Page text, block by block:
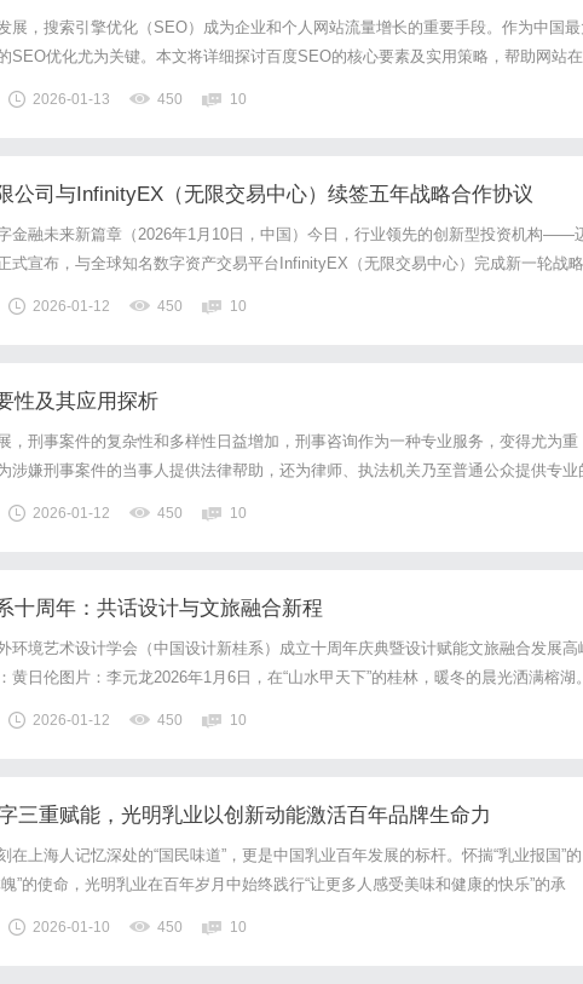
展，搜索引擎优化（SEO）成为企业和个人网站流量增长的重要手段。作为中国最
SEO优化尤为关键。本文将详细探讨百度SEO的核心要素及实用策略，帮助网站在
更高的排名。一、理解百度搜索引擎的工作机制百度搜索引擎通过爬虫抓取网页信
根据用户查询词进行排序展示。百度注重内容的相关性、权威性和用户体...
2026-01-13 450 10
公司与InfinityEX（无限交易中心）续签五年战略合作协议
金融未来新篇章（2026年1月10日，中国）今日，行业领先的创新型投资机构——
式宣布，与全球知名数字资产交易平台InfinityEX（无限交易中心）完成新一轮战略
方决定将合作伙伴关系再延长五年，致力于在数字资产管理与金融科技创新领域开
的协同合作，携手构建更为稳健、高效与可信的未来金融...
2026-01-12 450 10
性及其应用探析
，刑事案件的复杂性和多样性日益增加，刑事咨询作为一种专业服务，变得尤为重
涉嫌刑事案件的当事人提供法律帮助，还为律师、执法机关乃至普通公众提供专业
帮助他们更好地理解和应对刑事法律问题。首先，刑事咨询对于当事人来说，是保
节。面对刑事指控，许多当事人由于缺乏法律知识，容易陷入恐慌和无助状态...
2026-01-12 450 10
十周年：共话设计与文旅融合新程
环境艺术设计学会（中国设计新桂系）成立十周年庆典暨设计赋能文旅融合发展高
黄日伦图片：李元龙2026年1月6日，在“山水甲天下”的桂林，暖冬的晨光洒满榕湖。
智慧、凝聚了本土设计力量的盛会——桂林室内外环境艺术设计学会（中国设计新
暨“设计聚桂共赴山河”设计师春晚系列活动，在桂林榕湖饭店盛...
2026-01-12 450 10
三重赋能，光明乳业以创新动能激活百年品牌生命力
在上海人记忆深处的“国民味道”，更是中国乳业百年发展的标杆。怀揣“乳业报国”的
”的使命，光明乳业在百年岁月中始终践行“让更多人感受美味和健康的快乐”的承
的送奶上门服务，到如今覆盖全国的多元化乳品矩阵，承载民族情怀的光明乳业，
人的生活点滴，成为跨越时代的味觉记忆与情感纽带。面对新消费趋...
2026-01-10 450 10